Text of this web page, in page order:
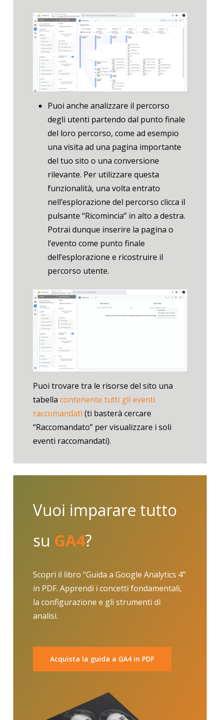
Puoi anche analizzare il percorso
degli utenti partendo dal punto finale
del loro percorso, come ad esempio
una visita ad una pagina importante
del tuo sito o una conversione
rilevante. Per utilizzare questa
funzionalità, una volta entrato
nell’esplorazione del percorso clicca il
pulsante “Ricomincia” in alto a destra.
Potrai dunque inserire la pagina o
l’evento come punto finale
dell’esplorazione e ricostruire il
percorso utente.
Puoi trovare tra le risorse del sito una
tabella contenente tutti gli eventi
raccomandati (ti basterà cercare
“Raccomandato” per visualizzare i soli
eventi raccomandati).
Vuoi imparare tutto
su GA4?
Scopri il libro “Guida a Google Analytics 4”
in PDF. Apprendi i concetti fondamentali,
la configurazione e gli strumenti di
analisi.
Acquista la guida a GA4 in PDF